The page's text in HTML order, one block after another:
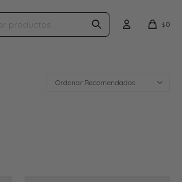
$0
Recomendados